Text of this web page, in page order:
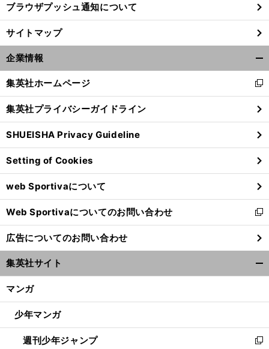
ブラウザプッシュ通知について
サイトマップ
企業情報
閉
る
集英社ホームページ
新
し
い
ウ
ィ
ン
ド
ウ
で
開
く
集英社プライバシーガイドライン
SHUEISHA Privacy Guideline
Setting of Cookies
web Sportivaについて
Web Sportivaについてのお問い合わせ
新
し
い
ウ
ィ
ン
ウ
開
く
広告についてのお問い合わせ
集英社サイト
マンガ
少年マンガ
週刊少年ジャンプ
新